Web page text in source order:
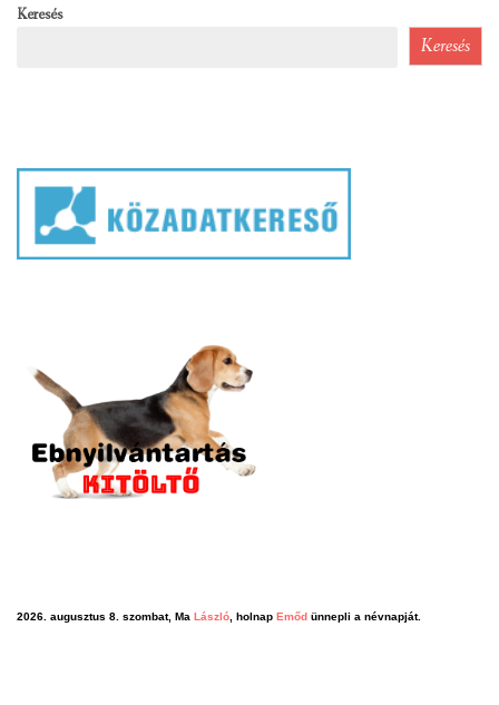
Keresés
Keresés
2026. augusztus 8. szombat, Ma László , holnap Emőd ünnepli a névnapját.